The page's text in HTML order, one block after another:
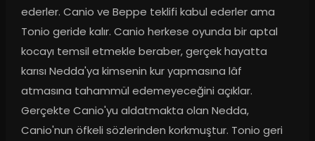
ederler. Canio ve Beppe teklifi kabul ederler ama
Tonio geride kalır. Canio herkese oyunda bir aptal
kocayı temsil etmekle beraber, gerçek hayatta
karısı Nedda'ya kimsenin kur yapmasına lâf
atmasına tahammül edemeyeceğini açıklar.
Gerçekte Canio'yu aldatmakta olan Nedda,
Canio'nun öfkeli sözlerinden korkmuştur. Tonio geri